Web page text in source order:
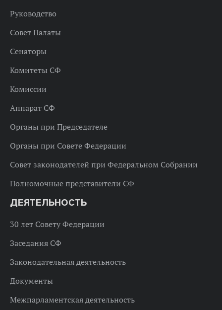
Руководство
Совет Палаты
Сенаторы
Комитеты СФ
Комиссии
Аппарат СФ
Органы при Председателе
Органы при Совете Федерации
Совет законодателей при Федеральном Собрании
Полномочные представители СФ
ДЕЯТЕЛЬНОСТЬ
30 лет Совету Федерации
Заседания СФ
Законодательная деятельность
Документы
Межпарламентская деятельность